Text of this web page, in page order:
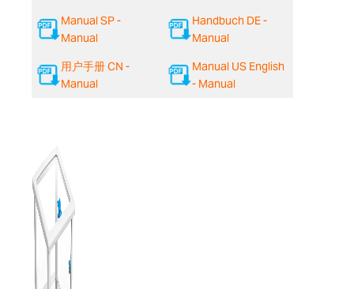
Manual SP -
Manual
Handbuch DE -
Manual
用户手册 CN -
Manual
Manual US English
- Manual